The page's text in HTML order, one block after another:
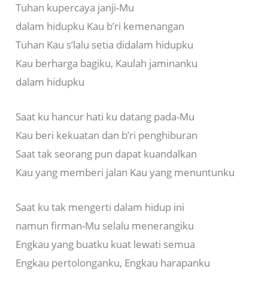
Tuhan kupercaya janji-Mu
dalam hidupku Kau b’ri kemenangan
Tuhan Kau s’lalu setia didalam hidupku
Kau berharga bagiku, Kaulah jaminanku
dalam hidupku
Saat ku hancur hati ku datang pada-Mu
Kau beri kekuatan dan b’ri penghiburan
Saat tak seorang pun dapat kuandalkan
Kau yang memberi jalan Kau yang menuntunku
Saat ku tak mengerti dalam hidup ini
namun firman-Mu selalu menerangiku
Engkau yang buatku kuat lewati semua
Engkau pertolonganku, Engkau harapanku